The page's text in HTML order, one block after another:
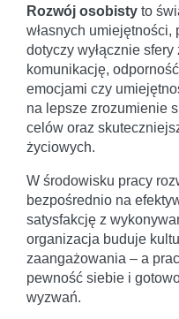
Rozwój osobisty to
własnych
dotyczy wyłącznie
komunikację,
emocjami czy
na lepsze zrozumienie
celów oraz
życiowych.
W środowisku pracy
bezpośrednio na
satysfakcję z
organizacja buduje
zaangażowania – a
pewność siebie i
wyzwań.